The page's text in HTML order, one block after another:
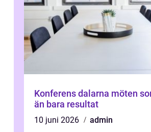
Konferens dalarna möten som ger mer
än bara resultat
10 juni 2026
admin